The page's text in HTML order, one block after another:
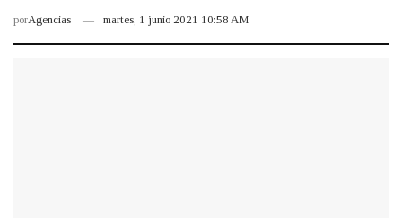
porAgencias martes, 1 junio 2021 10:58 AM